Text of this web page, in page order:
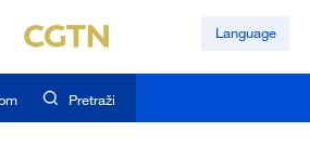
Language
Pretraži